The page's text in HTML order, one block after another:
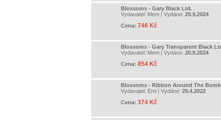
Blossoms - Gary Black Ltd.
Vydavatel: Mem | Vydáno: 20.9.2024
Cena: 746 Kč
Blossoms - Gary Transparent Black
Vydavatel: Mem | Vydáno: 20.9.2024
Cena: 854 Kč
Blossoms - Ribbon Around The Bomb
Vydavatel: Emi | Vydáno: 29.4.2022
Cena: 374 Kč